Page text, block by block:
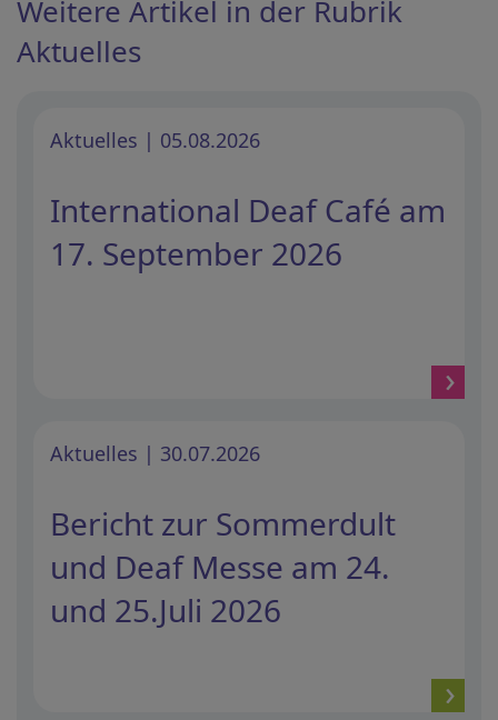
Weitere Artikel in der Rubrik
Aktuelles
Aktuelles | 05.08.2026
International Deaf Café am
17. September 2026
Aktuelles | 30.07.2026
Bericht zur Sommerdult
und Deaf Messe am 24.
und 25.Juli 2026